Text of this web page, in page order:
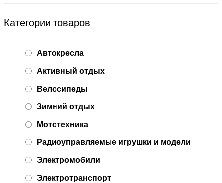
Категории товаров
Автокресла
Активный отдых
Велосипеды
Зимний отдых
Мототехника
Радиоуправляемые игрушки и модели
Электромобили
Электротранспорт